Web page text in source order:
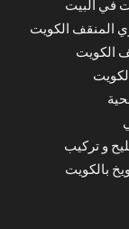
في البيت
المنقف الكويت
الكويت
و تركيب
بالكويت